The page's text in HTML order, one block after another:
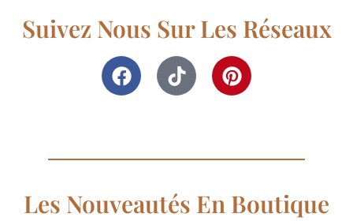
Suivez Nous Sur Les Réseaux
Les Nouveautés En Boutique